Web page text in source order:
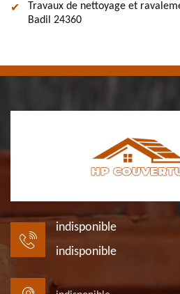
Travaux de nettoyage et
Badil 24360
indisponible
indisponible